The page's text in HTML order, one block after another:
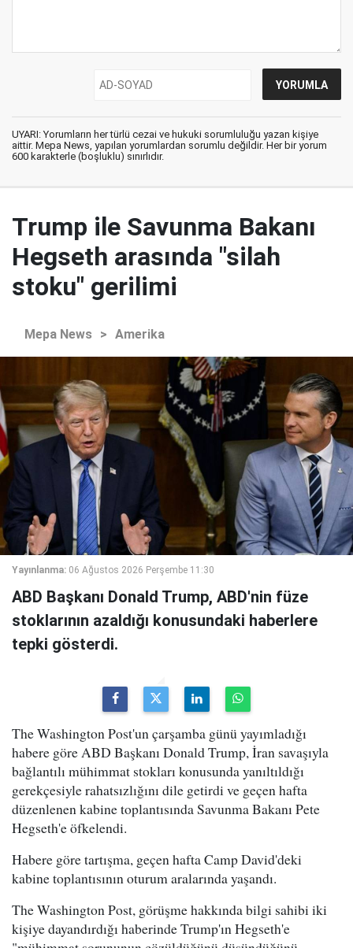
UYARI: Yorumların her türlü cezai ve hukuki sorumluluğu yazan kişiye
aittir. Mepa News, yapılan yorumlardan sorumlu değildir. Her bir yorum
600 karakterle (boşluklu) sınırlıdır.
Trump ile Savunma Bakanı
Hegseth arasında "silah
stoku" gerilimi
Mepa News > Amerika
Yayınlanma: 06 Ağustos 2026 Perşembe 11:30
ABD Başkanı Donald Trump, ABD'nin füze
stoklarının azaldığı konusundaki haberlere
tepki gösterdi.
The Washington Post'un çarşamba günü yayımladığı
habere göre ABD Başkanı Donald Trump, İran savaşıyla
bağlantılı mühimmat stokları konusunda yanıltıldığı
gerekçesiyle rahatsızlığını dile getirdi ve geçen hafta
düzenlenen kabine toplantısında Savunma Bakanı Pete
Hegseth'e öfkelendi.
Habere göre tartışma, geçen hafta Camp David'deki
kabine toplantısının oturum aralarında yaşandı.
The Washington Post, görüşme hakkında bilgi sahibi iki
kişiye dayandırdığı haberinde Trump'ın Hegseth'e